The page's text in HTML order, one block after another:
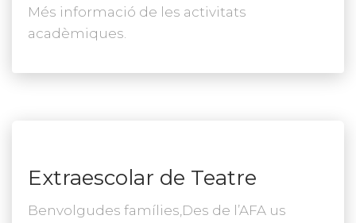
Més informació de les activitats
acadèmiques.
Extraescolar de Teatre
Benvolgudes famílies,Des de l’AFA us